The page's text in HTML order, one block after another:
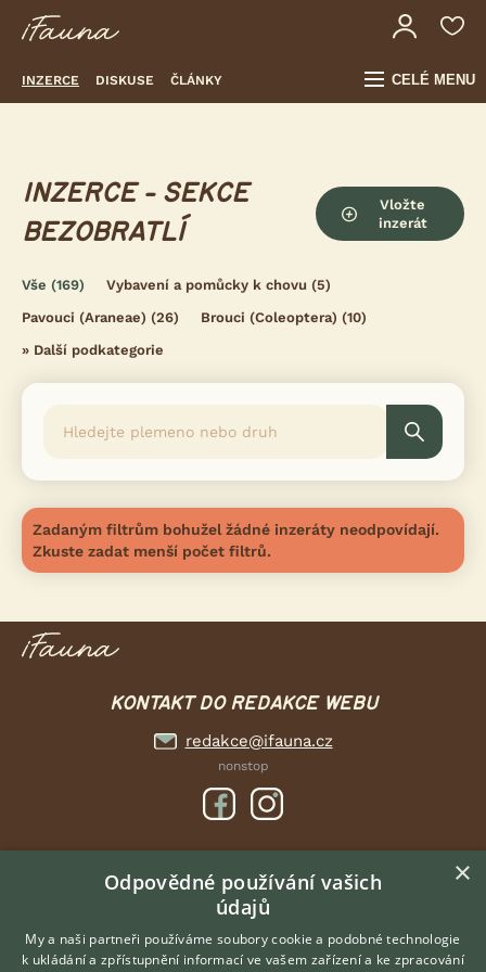
INZERCE DISKUSE ČLÁNKY CELÉ MENU
INZERCE - SEKCE
BEZOBRATLÍ
Vložte
inzerát
Vše (169) Vybavení a pomůcky k chovu (5)
Pavouci (Araneae) (26) Brouci (Coleoptera) (10)
» Další podkategorie
Zadaným filtrům bohužel žádné inzeráty neodpovídají.
Zkuste zadat menší počet filtrů.
KONTAKT DO REDAKCE WEBU
redakce@ifauna.cz
nonstop
DOMOVSKÁ STRÁNKA
INZERCE
DISKUSE
ČLÁNKY
×
Odpovědné používání vašich
údajů
My a naši partneři používáme soubory cookie a podobné technologie
k ukládání a zpřístupnění informací ve vašem zařízení a ke zpracování